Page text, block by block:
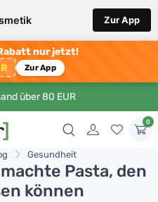
Zur App
nur jetzt!
Zur App
über 80 EUR
0
Gesundheit
Pasta, den
können